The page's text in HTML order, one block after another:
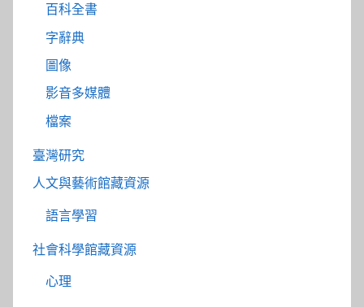
百科全書
字辭典
圖像
影音多媒體
檔案
臺灣研究
人文與藝術館藏資源
語言學習
社會科學館藏資源
心理